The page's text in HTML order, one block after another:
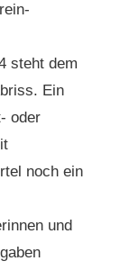
steht dem
Ein
oder
noch ein
und